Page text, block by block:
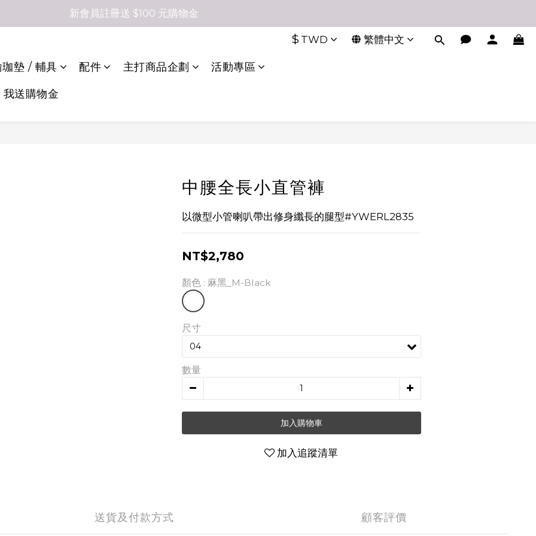
新會員註冊送 $100 元購物金
$ TWD 繁體中文
珈墊 / 輔具 配件 主打商品企劃 活動專區
送購物金
中腰全長小直管褲
以微型小管喇叭帶出修身纖長的腿型#YWERL2835
NT$2,780
顏色 : 麻黑_M-Black
尺寸
數量
加入購物車
加入追蹤清單
送貨及付款方式 顧客評價